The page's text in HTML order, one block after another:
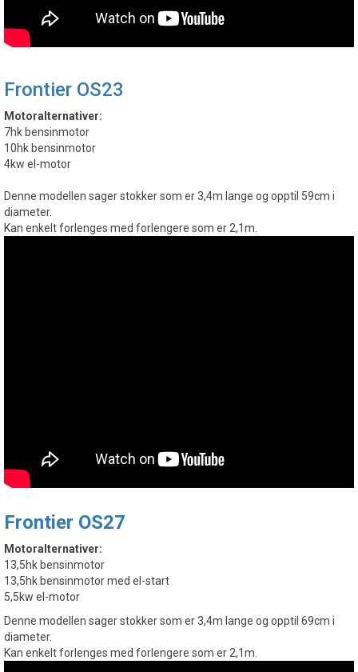
Frontier OS23
Motoralternativer:
7hk bensinmotor
10hk bensinmotor
4kw el-motor
Denne modellen sager stokker som er 3,4m lange og opptil 59cm i
diameter.
Kan enkelt forlenges med forlengere som er 2,1m.
Frontier OS27
Motoralternativer:
13,5hk bensinmotor
13,5hk bensinmotor med el-start
5,5kw el-motor
Denne modellen sager stokker som er 3,4m lange og opptil 69cm i
diameter.
Kan enkelt forlenges med forlengere som er 2,1m.